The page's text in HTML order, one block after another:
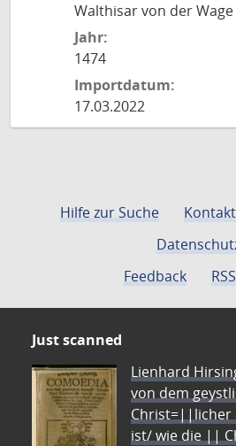
Walthisar von der Wage
Jahr:
1474
Importdatum:
17.03.2022
Hilfe zur Suche Kontakt
Feedback
Just scanned
Lienhard
von dem
Christ=||licher
ist/ wie die ||